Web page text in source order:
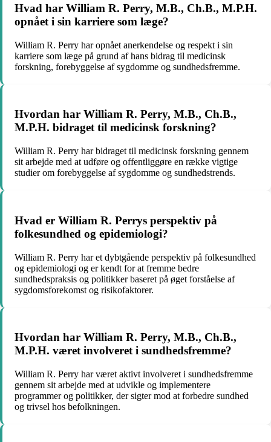
Hvad har William R. Perry, M.B., Ch.B., M.P.H.
opnået i sin karriere som læge?
William R. Perry har opnået anerkendelse og respekt i sin
karriere som læge på grund af hans bidrag til medicinsk
forskning, forebyggelse af sygdomme og sundhedsfremme.
Hvordan har William R. Perry, M.B., Ch.B.,
M.P.H. bidraget til medicinsk forskning?
William R. Perry har bidraget til medicinsk forskning gennem
sit arbejde med at udføre og offentliggøre en række vigtige
studier om forebyggelse af sygdomme og sundhedstrends.
Hvad er William R. Perrys perspektiv på
folkesundhed og epidemiologi?
William R. Perry har et dybtgående perspektiv på folkesundhed
og epidemiologi og er kendt for at fremme bedre
sundhedspraksis og politikker baseret på øget forståelse af
sygdomsforekomst og risikofaktorer.
Hvordan har William R. Perry, M.B., Ch.B.,
M.P.H. været involveret i sundhedsfremme?
William R. Perry har været aktivt involveret i sundhedsfremme
gennem sit arbejde med at udvikle og implementere
programmer og politikker, der sigter mod at forbedre sundhed
og trivsel hos befolkningen.